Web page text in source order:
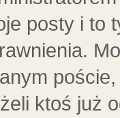
posty i to
ktoś już